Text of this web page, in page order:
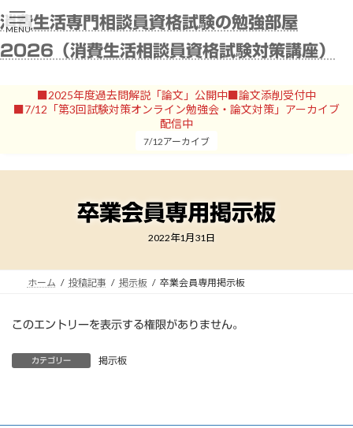
ン
ン
ビ
ー
消費生活専門相談員資格試験の勉強部屋
2026（消費生活相談員資格試験対策講座）
■2025年度過去問解説「論文」公開中■論文添削受付中
■7/12「第3回試験対策オンライン勉強会・論文対策」アーカイブ
配信中
7/12アーカイブ
卒業会員専用掲示板
2022年1月31日
ホーム 投稿記事 掲示板 卒業会員専用掲示板
このエントリーを表示する権限がありません。
カテゴリー 掲示板
MENU